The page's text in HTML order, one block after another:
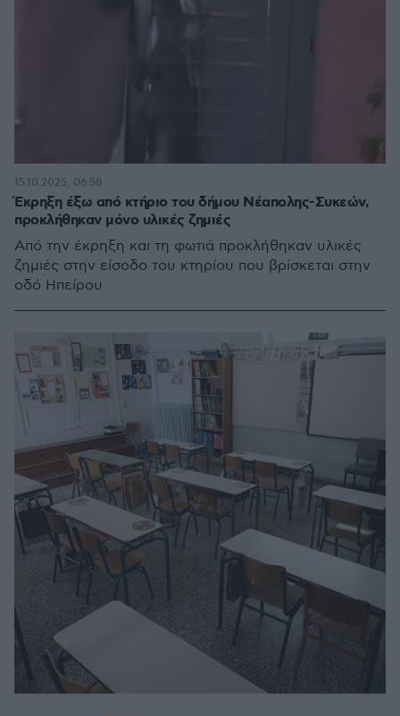
Έκρηξη έξω από κτήριο του δήμου Νέαπολης-Συκεών,
προκλήθηκαν μόνο υλικές ζημιές
Από την έκρηξη και τη φωτιά προκλήθηκαν υλικές
ζημιές στην είσοδο του κτηρίου που βρίσκεται στην
οδό Ηπείρου
15.10.2025, 06:58